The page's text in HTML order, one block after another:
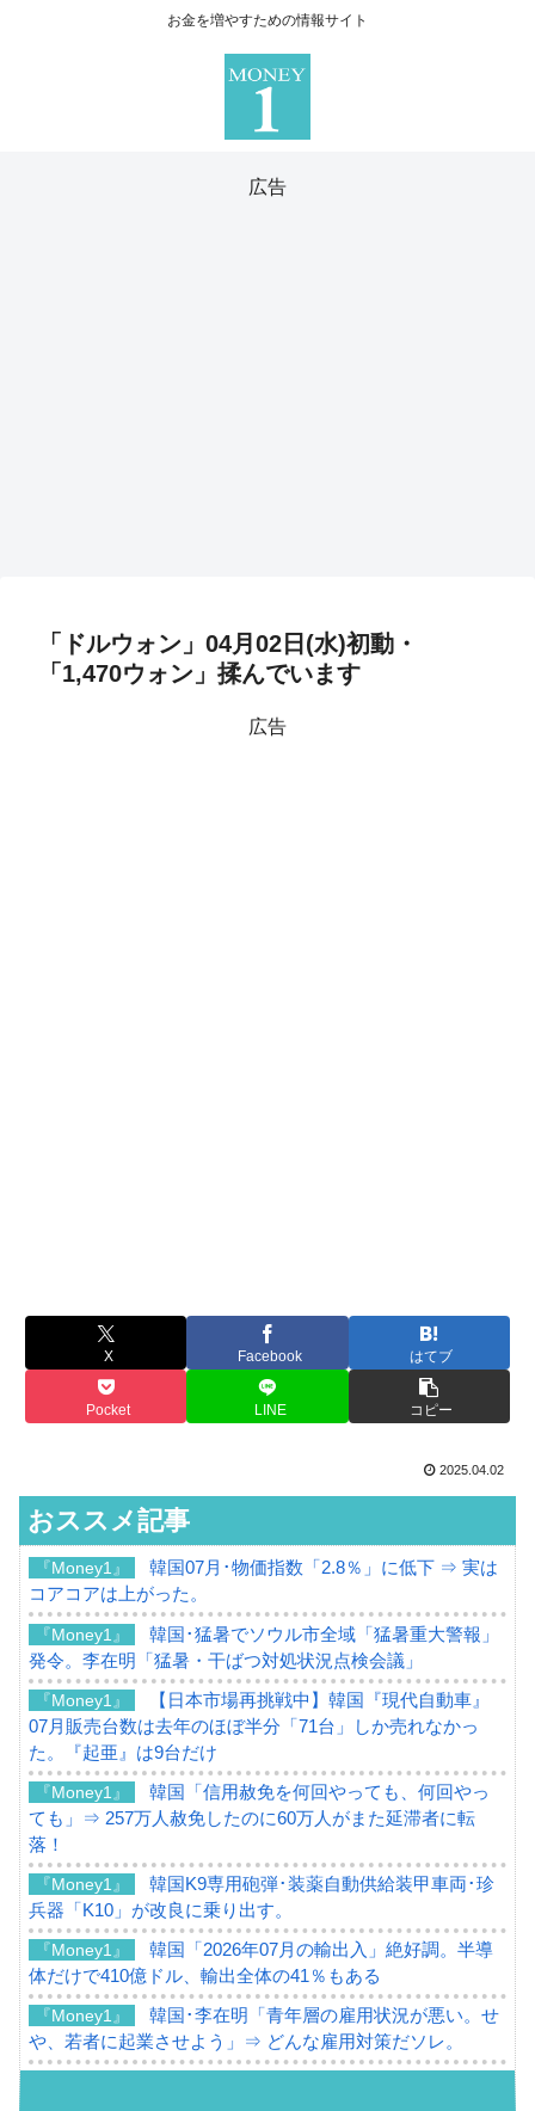
お金を増やすための情報サイト
広告
「ドルウォン」04月02日(水)初動・
「1,470ウォン」揉んでいます
広告
X Facebook はてブ
Pocket LINE コピー
2025.04.02
おススメ記事
『Money1』
韓国07月･物価指数「2.8％」に低下 ⇒ 実は
コアコアは上がった。
『Money1』
韓国･猛暑でソウル市全域「猛暑重大警報」
発令。李在明「猛暑・干ばつ対処状況点検会議」
『Money1』
【日本市場再挑戦中】韓国『現代自動車』
07月販売台数は去年のほぼ半分「71台」しか売れなかっ
た。『起亜』は9台だけ
『Money1』
韓国「信用赦免を何回やっても、何回やっ
ても」⇒ 257万人赦免したのに60万人がまた延滞者に転
落！
『Money1』
韓国K9専用砲弾･装薬自動供給装甲車両･珍
兵器「K10」が改良に乗り出す。
『Money1』
韓国「2026年07月の輸出入」絶好調。半導
体だけで410億ドル、輸出全体の41％もある
『Money1』
韓国･李在明「青年層の雇用状況が悪い。せ
や、若者に起業させよう」⇒ どんな雇用対策だソレ。